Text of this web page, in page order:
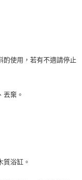
酌使用，若有不適請停止
丟棄。
質浴缸。